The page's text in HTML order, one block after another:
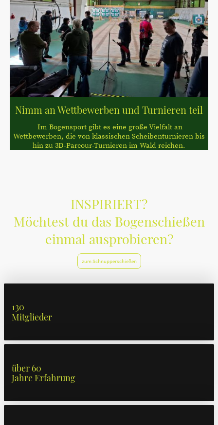
Nimm an Wettbewerben und Turnieren teil
Im Bogensport gibt es eine große Vielfalt an
Wettbewerben, die von klassischen Scheibenturnieren bis
hin zu 3D-Parcour-Turnieren im Wald reichen.
zum Schnupperschießen
INSPIRIERT?
Möchtest du das Bogenschießen
einmal ausprobieren?
130
Mitglieder
über 60
Jahre Erfahrung